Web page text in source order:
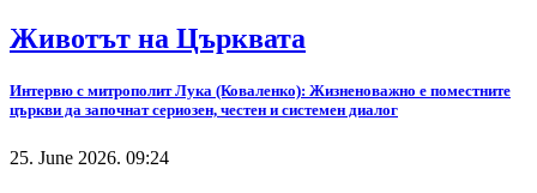
Животът на Църквата
Интервю с митрополит Лука (Коваленко): Жизненоважно е поместните
църкви да започнат сериозен, честен и системен диалог
25. June 2026. 09:24